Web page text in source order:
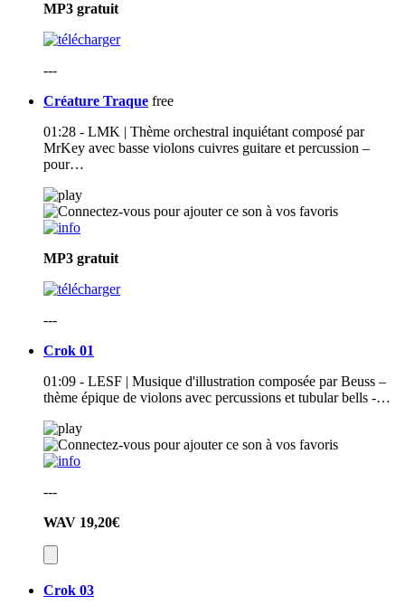
MP3 gratuit
---
Créature Traque free
01:28 - LMK | Thème orchestral inquiétant composé par
MrKey avec basse violons cuivres guitare et percussion –
pour…
MP3 gratuit
---
Crok 01
01:09 - LESF | Musique d'illustration composée par Beuss –
thème épique de violons avec percussions et tubular bells -…
---
WAV 19,20€
Crok 03